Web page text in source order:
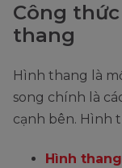
Công
thang
Hình thang là
song chính là
cạnh bên. Hình
Hình